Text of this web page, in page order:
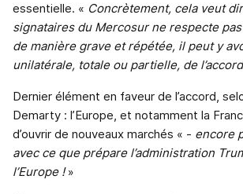
essentielle. « Concrètement, cela veut
signataires du Mercosur ne respecte pas
de manière grave et répétée, il peut y
unilatérale, totale ou partielle, de
Dernier élément en faveur de l’accord,
Demarty : l’Europe, et notamment la
d’ouvrir de nouveaux marchés « - encore
avec ce que prépare l’administration
l’Europe !»